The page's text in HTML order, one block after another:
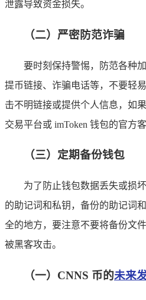
泄露导致资金损失。
（二）严密防范诈骗
要时刻保持警惕，防范各种
提币链接、诈骗电话等，不要轻
击不明链接或提供个人信息，如
交易平台或 imToken 钱包的官方
（三）定期备份钱包
为了防止钱包数据丢失或损
的助记词和私钥，备份的助记词
全的地方，要注意不要将备份文
被黑客攻击。
（一）CNNS 币的未来